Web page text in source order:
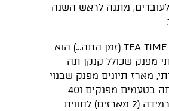
מתנה לראש השנה
מארז סרמוני TEA TIME (זמן התה...) הוא
מפנק שכולל קנקן תה
מארז תיונים מפנק שבנוי
מ10 קוביות תה בטעמים מפנקים ו40
סרמוני תה פרמידה (2 מארזים) לחווית